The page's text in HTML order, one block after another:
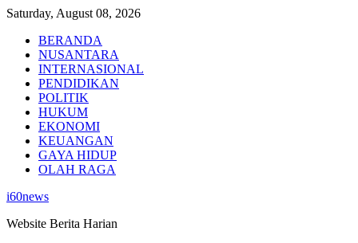
Skip
content
Saturday, August 08, 2026
BERANDA
NUSANTARA
INTERNASIONAL
PENDIDIKAN
POLITIK
HUKUM
EKONOMI
KEUANGAN
GAYA HIDUP
OLAH RAGA
i60news
Website Berita Harian